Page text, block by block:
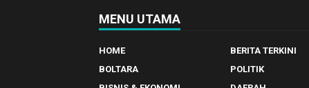
MENU UTAMA
HOME BERITA TERKINI
BOLTARA
POLITIK